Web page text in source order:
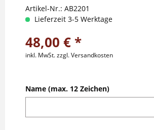
Artikel-Nr.: AB2201
Lieferzeit 3-5 Werktage
48,00 € *
inkl. MwSt.zzgl. Versandkosten
Name (max. 12 Zeichen)